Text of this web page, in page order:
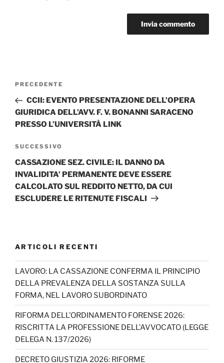
Navigazione
Articolo
precedente:
PRECEDENTE
CCII: EVENTO PRESENTAZIONE DELL’OPERA
GIURIDICA DELL’AVV. F. V. BONANNI SARACENO
PRESSO L’UNIVERSITÀ LINK
Articolo
successivo
SUCCESSIVO
CASSAZIONE SEZ. CIVILE: IL DANNO DA
INVALIDITA’ PERMANENTE DEVE ESSERE
CALCOLATO SUL REDDITO NETTO, DA CUI
ESCLUDERE LE RITENUTE FISCALI
ARTICOLI RECENTI
LAVORO: LA CASSAZIONE CONFERMA IL PRINCIPIO
DELLA PREVALENZA DELLA SOSTANZA SULLA
FORMA, NEL LAVORO SUBORDINATO
RIFORMA DELL’ORDINAMENTO FORENSE 2026:
RISCRITTA LA PROFESSIONE DELL’AVVOCATO (LEGGE
DELEGA N. 137/2026)
DECRETO GIUSTIZIA 2026: RIFORME